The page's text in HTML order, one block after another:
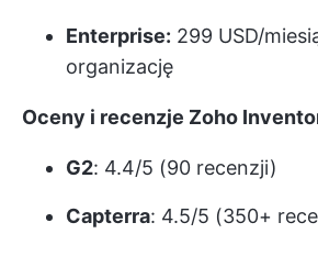
Enterprise: 299 USD/
organizację
Oceny i recenzje Zoho
G2: 4.4/5 (90 recenzji)
Capterra: 4.5/5 (350+